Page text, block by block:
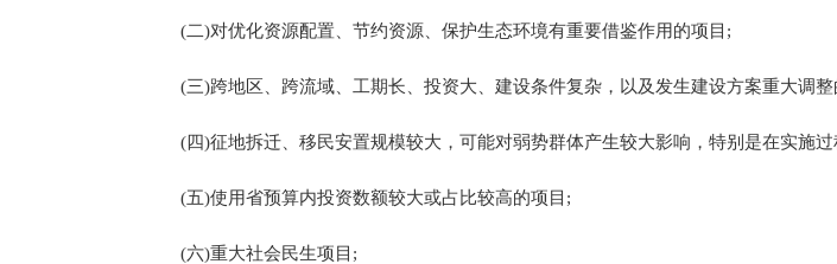
(二)对优化资源配置、节约资源、保护生态环境有重要借鉴作用的项目;
(三)跨地区、跨流域、工期长、投资大、建设条件复杂，以及发生建设方案重大调整
(四)征地拆迁、移民安置规模较大，可能对弱势群体产生较大影响，特别是在实施
(五)使用省预算内投资数额较大或占比较高的项目;
(六)重大社会民生项目;